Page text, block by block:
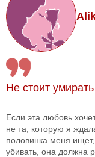
Не стоит
Если эта любовь
не та, которую я
половинка меня
убивать, она должна